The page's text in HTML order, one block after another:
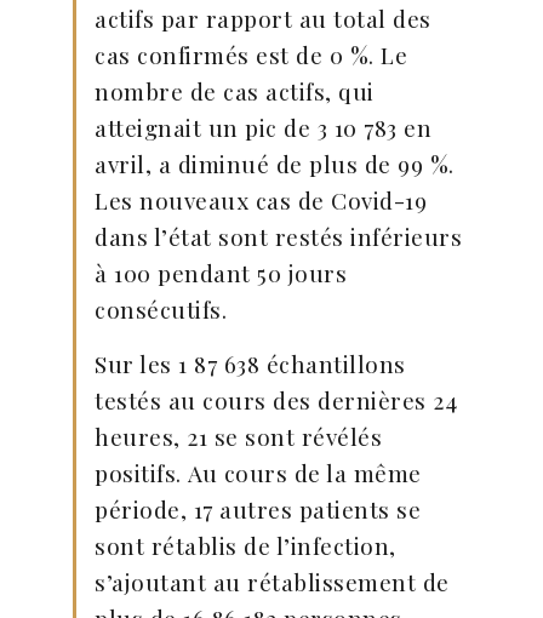
actifs par rapport au total des
cas confirmés est de 0 %. Le
nombre de cas actifs, qui
atteignait un pic de 3 10 783 en
avril, a diminué de plus de 99 %.
Les nouveaux cas de Covid-19
dans l’état sont restés inférieurs
à 100 pendant 50 jours
consécutifs.
Sur les 1 87 638 échantillons
testés au cours des dernières 24
heures, 21 se sont révélés
positifs. Au cours de la même
période, 17 autres patients se
sont rétablis de l’infection,
s’ajoutant au rétablissement de